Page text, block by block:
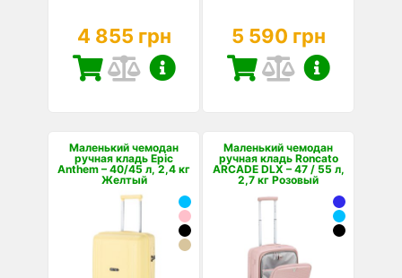
4 855 грн 5 590 грн
Маленький чемодан
ручная кладь Epic
Anthem – 40/45 л, 2,4 кг
Желтый
Маленький чемодан
ручная кладь Roncato
ARCADE DLX – 47 / 55 л,
2,7 кг Розовый